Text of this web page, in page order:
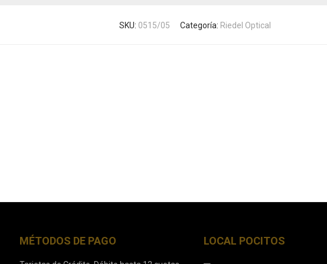
SKU: 0515/05 Categoría: Riedel Optical
MÉTODOS DE PAGO LOCAL POCITOS